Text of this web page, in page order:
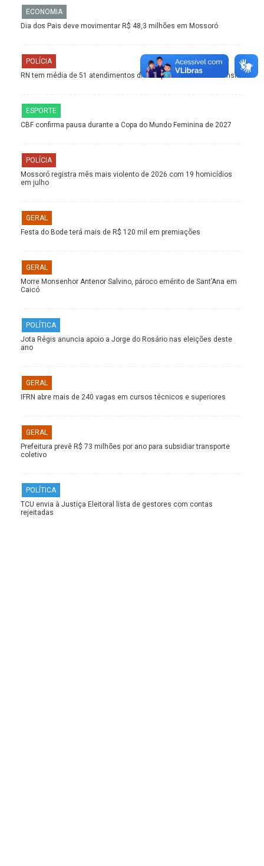
ECONOMIA
Dia dos Pais deve movimentar R$ 48,3 milhões em Mossoró
POLÍCIA
RN tem média de 51 atendimentos diários por acidentes de trânsito
ESPORTE
CBF confirma pausa durante a Copa do Mundo Feminina de 2027
POLÍCIA
Mossoró registra mês mais violento de 2026 com 19 homicídios
em julho
GERAL
Festa do Bode terá mais de R$ 120 mil em premiações
GERAL
Morre Monsenhor Antenor Salvino, pároco emérito de Sant’Ana em
Caicó
POLÍTICA
Jota Régis anuncia apoio a Jorge do Rosário nas eleições deste
ano
GERAL
IFRN abre mais de 240 vagas em cursos técnicos e superiores
GERAL
Prefeitura prevê R$ 73 milhões por ano para subsidiar transporte
coletivo
POLÍTICA
TCU envia à Justiça Eleitoral lista de gestores com contas
rejeitadas